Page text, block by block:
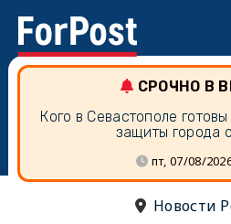
СРОЧНО В
Кого в Севастополе
защиты города
пт, 07/08/
Новости